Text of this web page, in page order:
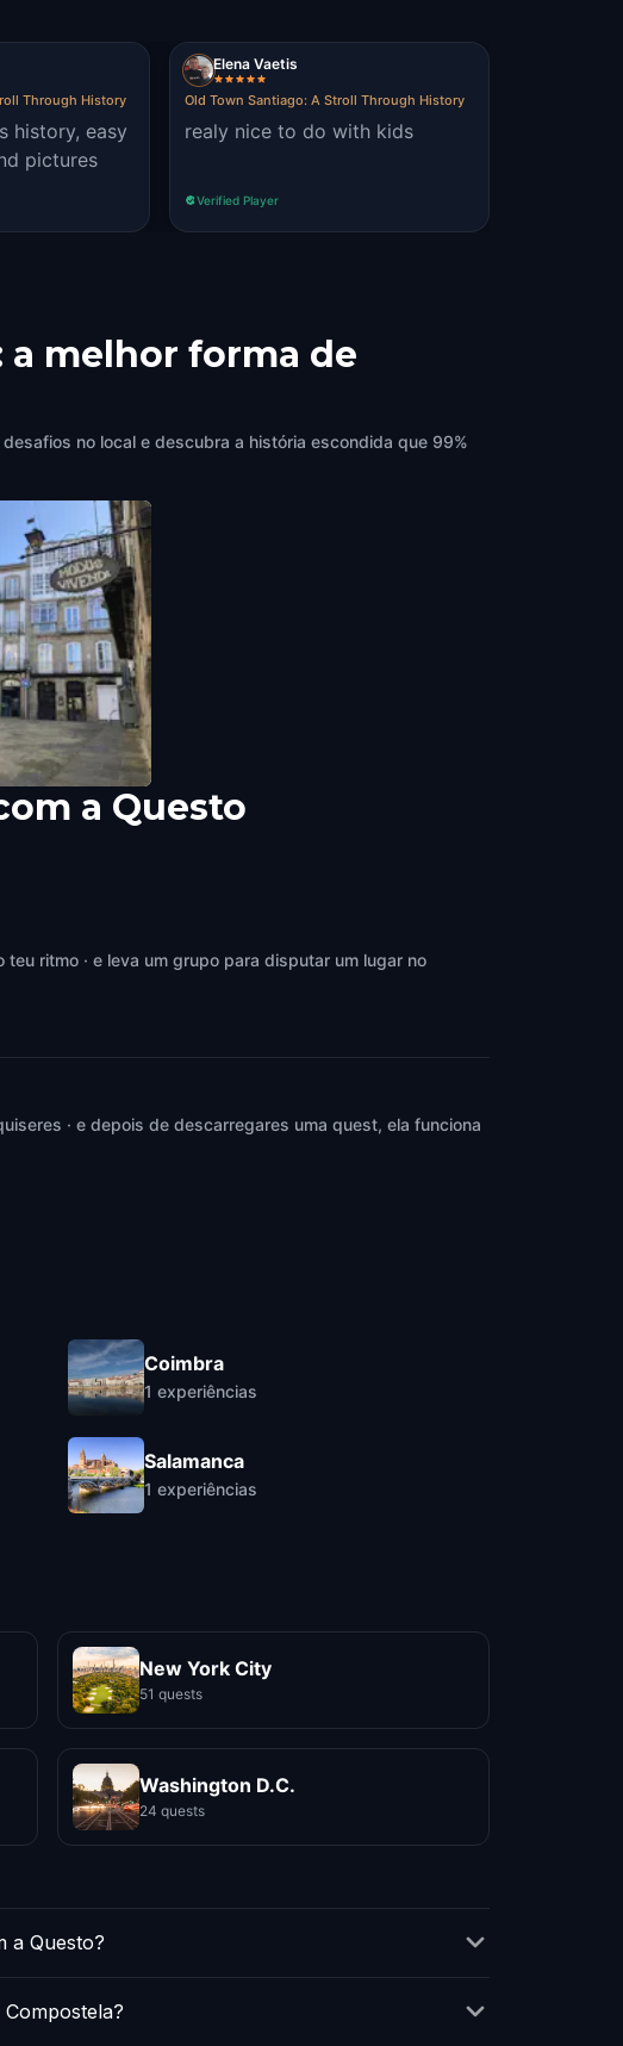
Through History
history, easy
pictures
Elena Vaetis
Old Town Santiago: A Stroll Through History
realy nice to do with kids
Verified Player
a melhor forma de
no local e descubra a história escondida que 99%
a Questo
ritmo · e leva um grupo para disputar um lugar no
· e depois de descarregares uma quest, ela funciona
Coimbra
1 experiências
Salamanca
1 experiências
New York City
51 quests
Washington D.C.
24 quests
a Questo?